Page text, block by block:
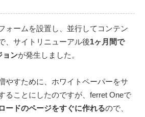
ォームを設置し、並行してコンテン
、サイトリニューアル後1ヶ月間で
ョンが発生しました。
やすために、ホワイトペーパーをサ
ることにしたのですが、ferret Oneで
ードのページをすぐに作れるので、